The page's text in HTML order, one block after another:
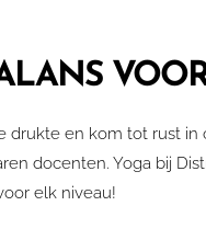
drukte en kom tot rust
docenten. Yoga bij
elk niveau!